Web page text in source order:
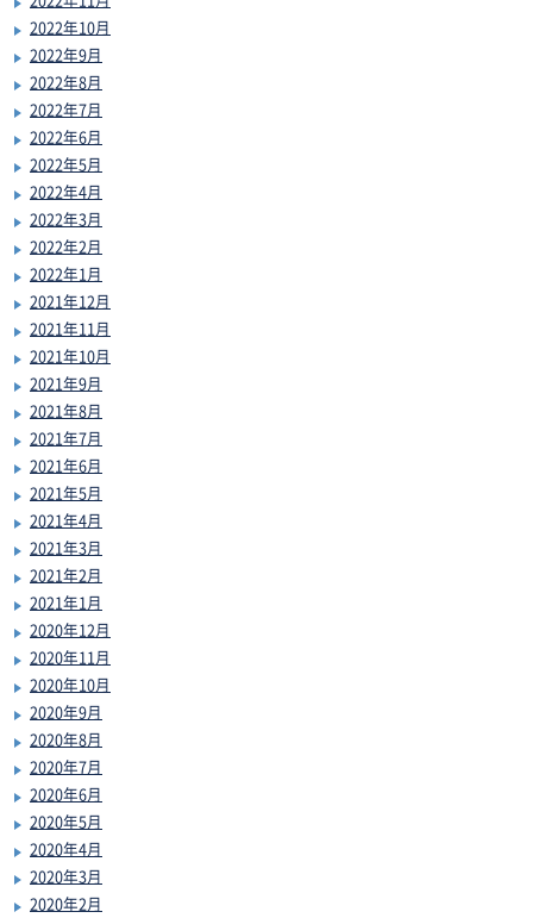
2022年10月
2022年9月
2022年8月
2022年7月
2022年6月
2022年5月
2022年4月
2022年3月
2022年2月
2022年1月
2021年12月
2021年11月
2021年10月
2021年9月
2021年8月
2021年7月
2021年6月
2021年5月
2021年4月
2021年3月
2021年2月
2021年1月
2020年12月
2020年11月
2020年10月
2020年9月
2020年8月
2020年7月
2020年6月
2020年5月
2020年4月
2020年3月
2020年2月